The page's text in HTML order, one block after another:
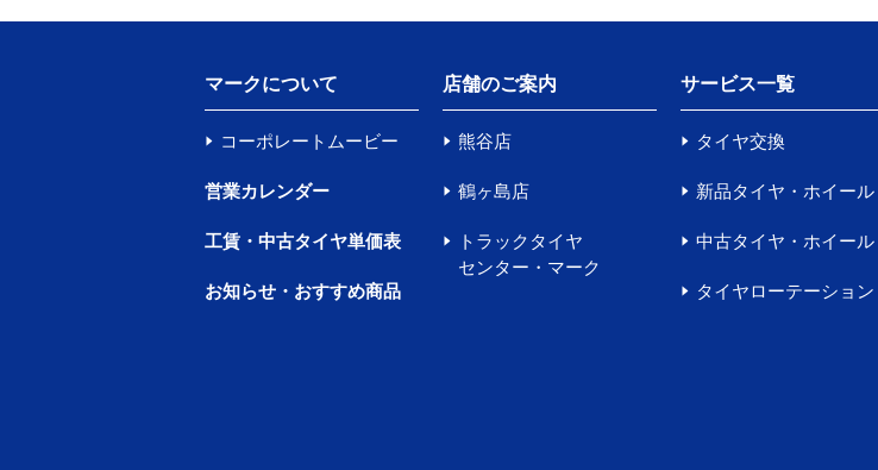
マークについて
コーポレートムービー
営業カレンダー
工賃・中古タイヤ単価表
お知らせ・おすすめ商品
店舗のご案内
熊谷店
鶴ヶ島店
トラックタイヤ
センター・マーク
サービス一覧
タイヤ交換
新品タイヤ・ホイール
中古タイヤ・ホイール
タイヤローテーション